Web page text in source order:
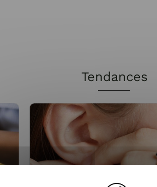
Tendances